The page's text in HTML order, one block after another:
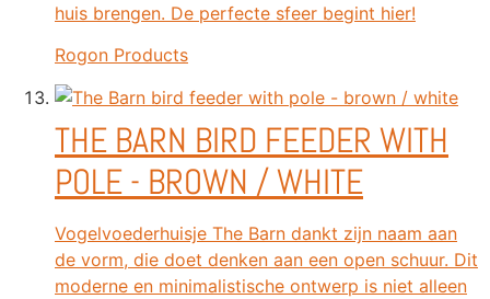
huis brengen. De perfecte sfeer begint hier!
Rogon Products
THE BARN BIRD FEEDER WITH
POLE - BROWN / WHITE
Vogelvoederhuisje The Barn dankt zijn naam aan
de vorm, die doet denken aan een open schuur. Dit
moderne en minimalistische ontwerp is niet alleen